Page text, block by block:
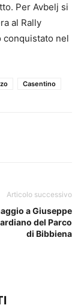
Per Avbelj si
al Rally
conquistato nel
Casentino
Articolo successivo
a Giuseppe
del Parco
di Bibbiena